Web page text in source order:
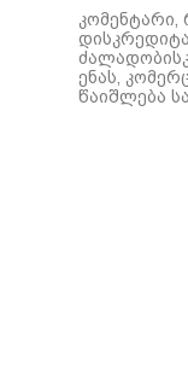
კომენტარი,
ენას,
წაიშლება